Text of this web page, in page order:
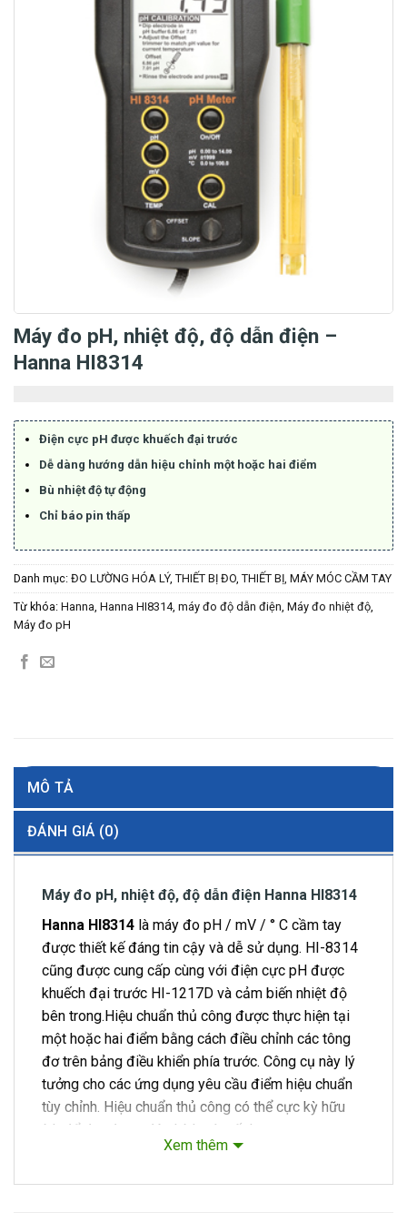
Máy đo pH, nhiệt độ, độ dẫn điện –
Hanna HI8314
Điện cực pH được khuếch đại trước
Dễ dàng hướng dẫn hiệu chỉnh một hoặc hai điểm
Bù nhiệt độ tự động
Chỉ báo pin thấp
Danh mục: ĐO LƯỜNG HÓA LÝ, THIẾT BỊ ĐO THIẾT BỊ, MÁY MÓC CẦM TAY
Từ khóa: Hanna Hanna HI8314, máy đo độ dẫn điện Máy đo nhiệt độ
Máy đo pH
MÔ TẢ
ĐÁNH GIÁ (0)
Máy đo pH, nhiệt độ, độ dẫn điện Hanna HI8314
Hanna HI8314 là máy đo pH / mV / ° C cầm tay
được thiết kế đáng tin cậy và dễ sử dụng. HI-8314
cũng được cung cấp cùng với điện cực pH được
khuếch đại trước HI-1217D và cảm biến nhiệt độ
bên trong.Hiệu chuẩn thủ công được thực hiện tại
một hoặc hai điểm bằng cách điều chỉnh các tông
đơ trên bảng điều khiển phía trước. Công cụ này lý
tưởng cho các ứng dụng yêu cầu điểm hiệu chuẩn
tùy chỉnh. Hiệu chuẩn thủ công có thể cực kỳ hữu
ích để đạt được độ chính xác tốt hơn.
Xem thêm